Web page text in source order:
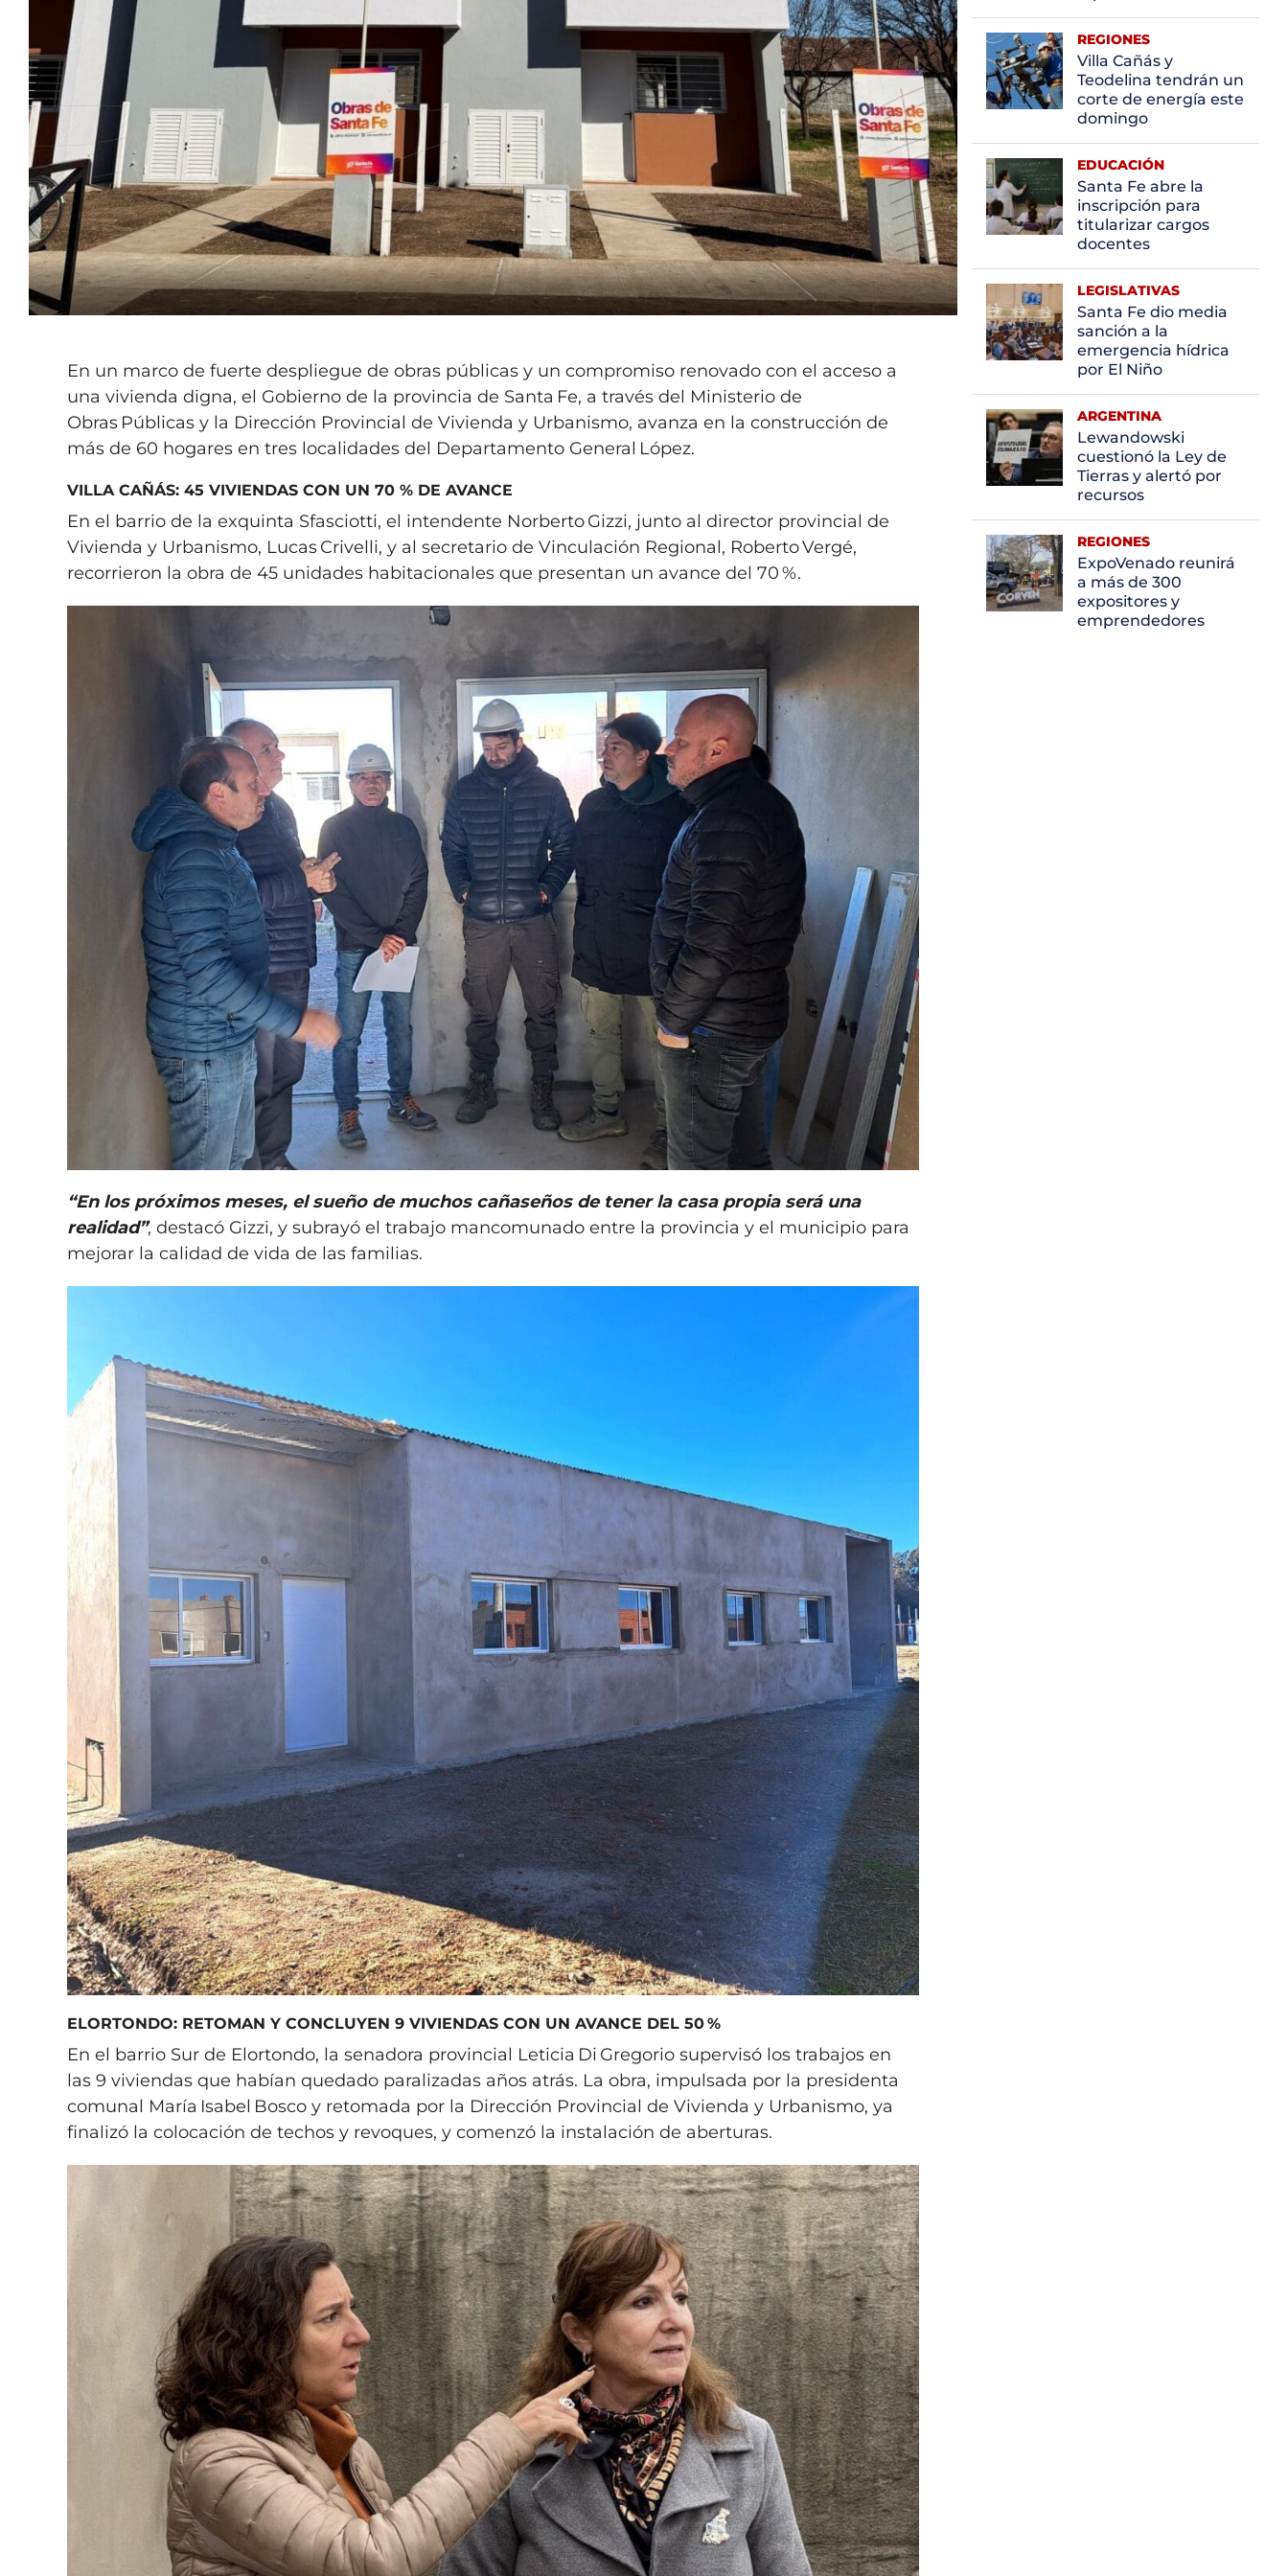
En un marco de fuerte despliegue de obras públicas y un compromiso renovado con el acceso a
una vivienda digna, el Gobierno de la provincia de Santa Fe, a través del Ministerio de
Obras Públicas y la Dirección Provincial de Vivienda y Urbanismo, avanza en la construcción de
más de 60 hogares en tres localidades del Departamento General López.
VILLA CAÑÁS: 45 VIVIENDAS CON UN 70 % DE AVANCE
En el barrio de la exquinta Sfasciotti, el intendente Norberto Gizzi, junto al director provincial de
Vivienda y Urbanismo, Lucas Crivelli, y al secretario de Vinculación Regional, Roberto Vergé,
recorrieron la obra de 45 unidades habitacionales que presentan un avance del 70 %.
“En los próximos meses, el sueño de muchos cañaseños de tener la casa propia será una
realidad”, destacó Gizzi, y subrayó el trabajo mancomunado entre la provincia y el municipio para
mejorar la calidad de vida de las familias.
ELORTONDO: RETOMAN Y CONCLUYEN 9 VIVIENDAS CON UN AVANCE DEL 50 %
En el barrio Sur de Elortondo, la senadora provincial Leticia Di Gregorio supervisó los trabajos en
las 9 viviendas que habían quedado paralizadas años atrás. La obra, impulsada por la presidenta
comunal María Isabel Bosco y retomada por la Dirección Provincial de Vivienda y Urbanismo, ya
finalizó la colocación de techos y revoques, y comenzó la instalación de aberturas.
REGIONES
Villa Cañás y
Teodelina tendrán un
corte de energía este
domingo
EDUCACIÓN
Santa Fe abre la
inscripción para
titularizar cargos
docentes
LEGISLATIVAS
Santa Fe dio media
sanción a la
emergencia hídrica
por El Niño
ARGENTINA
Lewandowski
cuestionó la Ley de
Tierras y alertó por
recursos
REGIONES
ExpoVenado reunirá
a más de 300
expositores y
emprendedores